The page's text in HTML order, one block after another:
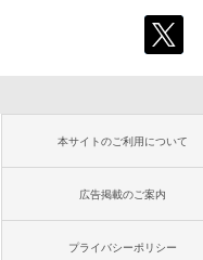
本サイトのご利用について
広告掲載のご案内
プライバシーポリシー